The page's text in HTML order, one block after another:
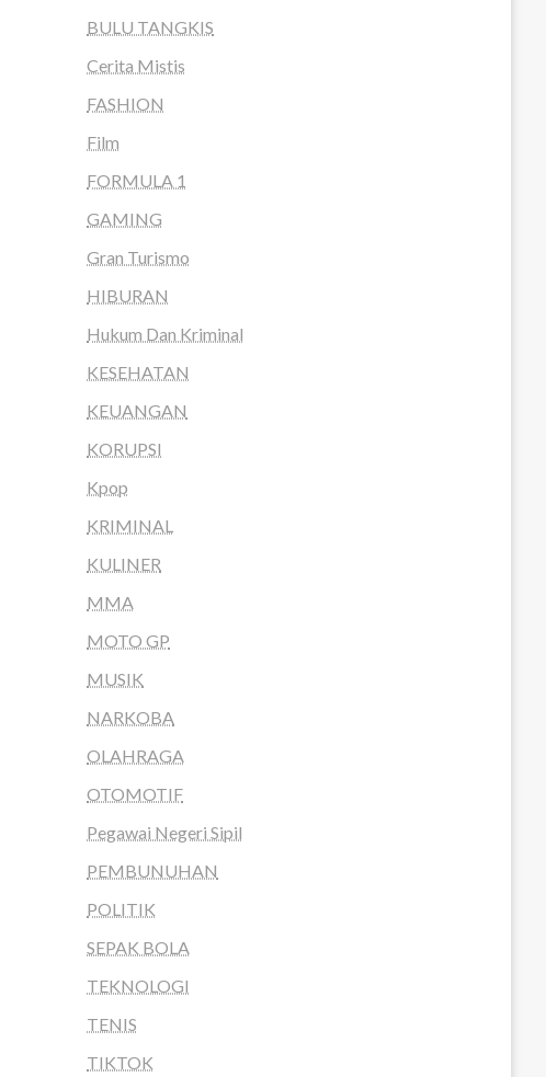
BULU TANGKIS
Cerita Mistis
FASHION
Film
FORMULA 1
GAMING
Gran Turismo
HIBURAN
Hukum Dan Kriminal
KESEHATAN
KEUANGAN
KORUPSI
Kpop
KRIMINAL
KULINER
MMA
MOTO GP
MUSIK
NARKOBA
OLAHRAGA
OTOMOTIF
Pegawai Negeri Sipil
PEMBUNUHAN
POLITIK
SEPAK BOLA
TEKNOLOGI
TENIS
TIKTOK